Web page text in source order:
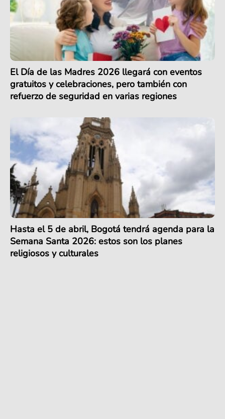
El Día de las Madres 2026 llegará con eventos
gratuitos y celebraciones, pero también con
refuerzo de seguridad en varias regiones
Hasta el 5 de abril, Bogotá tendrá agenda para la
Semana Santa 2026: estos son los planes
religiosos y culturales